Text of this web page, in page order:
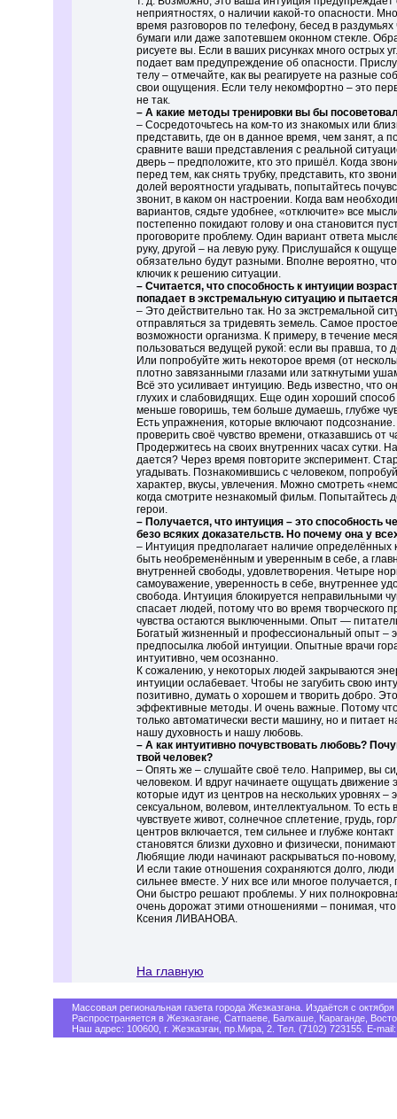
неприятностях, о наличии какой-то опасности.
время разговоров по телефону, бесед в раздумьях
бумаги или даже запотевшем оконном стекле.
рисуете вы. Если в ваших рисунках много острых
подает вам предупреждение об опасности.
телу – отмечайте, как вы реагируете на разные
свои ощущения. Если телу некомфортно – это
не так.
– А какие методы тренировки вы бы
– Сосредоточьтесь на ком-то из знакомых или
представить, где он в данное время, чем занят, а
сравните ваши представления с реальной
дверь – предположите, кто это пришёл. Когда
перед тем, как снять трубку, представить, кто
долей вероятности угадывать, попытайтесь
звонит, в каком он настроении. Когда вам
вариантов, сядьте удобнее, «отключите» все
постепенно покидают голову и она становится
проговорите проблему. Один вариант ответа
руку, другой – на левую руку. Прислушайся к
обязательно будут разными. Вполне вероятно,
ключик к решению ситуации.
– Считается, что способность к интуиции
попадает в экстремальную ситуацию и
– Это действительно так. Но за экстремальной
отправляться за тридевять земель. Самое
возможности организма. К примеру, в течение
пользоваться ведущей рукой: если вы правша, то
Или попробуйте жить некоторое время (от
плотно завязанными глазами или заткнутыми
Всё это усиливает интуицию. Ведь известно, что
глухих и слабовидящих. Еще один хороший
меньше говоришь, тем больше думаешь, глубже
Есть упражнения, которые включают
проверить своё чувство времени, отказавшись от
Продержитесь на своих внутренних часах сутки.
дается? Через время повторите эксперимент.
угадывать. Познакомившись с человеком,
характер, вкусы, увлечения. Можно смотреть
когда смотрите незнакомый фильм. Попытайтесь
герои.
– Получается, что интуиция – это способность
безо всяких доказательств. Но почему она у
– Интуиция предполагает наличие определённых
быть необременённым и уверенным в себе, а
внутренней свободы, удовлетворения. Четыре
самоуважение, уверенность в себе, внутреннее
свобода. Интуиция блокируется неправильными
спасает людей, потому что во время творческого
чувства остаются выключенными. Опыт —
Богатый жизненный и профессиональный опыт –
предпосылка любой интуиции. Опытные врачи
интуитивно, чем осознанно.
К сожалению, у некоторых людей закрываются
интуиции ослабевает. Чтобы не загубить свою
позитивно, думать о хорошем и творить добро.
эффективные методы. И очень важные. Потому
только автоматически вести машину, но и питает
нашу духовность и нашу любовь.
– А как интуитивно почувствовать любовь?
твой человек?
– Опять же – слушайте своё тело. Например, вы
человеком. И вдруг начинаете ощущать движение
которые идут из центров на нескольких уровнях –
сексуальном, волевом, интеллектуальном. То
чувствуете живот, солнечное сплетение, грудь,
центров включается, тем сильнее и глубже
становятся близки духовно и физически, понимают
Любящие люди начинают раскрываться по-новому,
И если такие отношения сохраняются долго, люди
сильнее вместе. У них все или многое получается,
Они быстро решают проблемы. У них
очень дорожат этими отношениями – понимая,
Ксения ЛИВАНОВА.
На главную
Массовая региональная газета города Жезказгана. Издаётся с октября
Распространяется в Жезказгане, Сатпаеве, Балхаше, Караганде,
Наш адрес: 100600, г. Жезказган, пр.Мира, 2. Тел. (7102) 723155. E-